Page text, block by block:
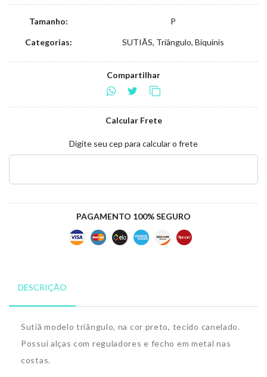
Tamanho: P
Categorias: SUTIÃS, Triângulo, Biquinis
Compartilhar
Calcular Frete
Digite seu cep para calcular o frete
PAGAMENTO 100% SEGURO
DESCRIÇÃO
Sutiã modelo triângulo, na cor preto, tecido canelado.
Possui alças com reguladores e fecho em metal nas
costas.